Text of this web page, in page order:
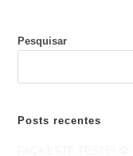
Pesquisar
Posts recentes